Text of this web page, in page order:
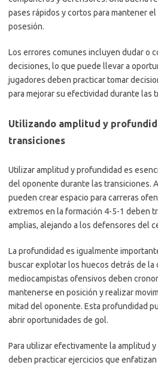
pases rápidos y cortos para mantener
posesión.
Los errores comunes incluyen dudar o
decisiones, lo que puede llevar a
jugadores deben practicar tomar
para mejorar su efectividad durante las
Utilizando amplitud y
transiciones
Utilizar amplitud y profundidad es
del oponente durante las transiciones.
pueden crear espacio para carreras
extremos en la formación 4-5-1 deben
amplias, alejando a los defensores del
La profundidad es igualmente
buscar explotar los huecos detrás de
mediocampistas ofensivos deben
mantenerse en posición y realizar
mitad del oponente. Esta profundidad
abrir oportunidades de gol.
Para utilizar efectivamente la amplitud
deben practicar ejercicios que